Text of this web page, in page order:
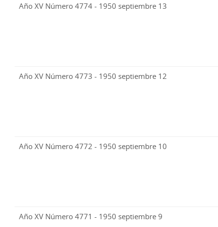
Año XV Número 4774 - 1950 septiembre 13
Año XV Número 4773 - 1950 septiembre 12
Año XV Número 4772 - 1950 septiembre 10
Año XV Número 4771 - 1950 septiembre 9